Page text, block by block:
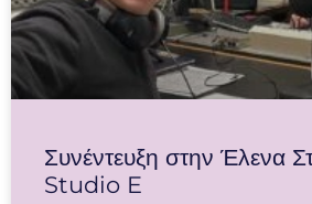
Συνέντευξη στην Έλενα
Studio E